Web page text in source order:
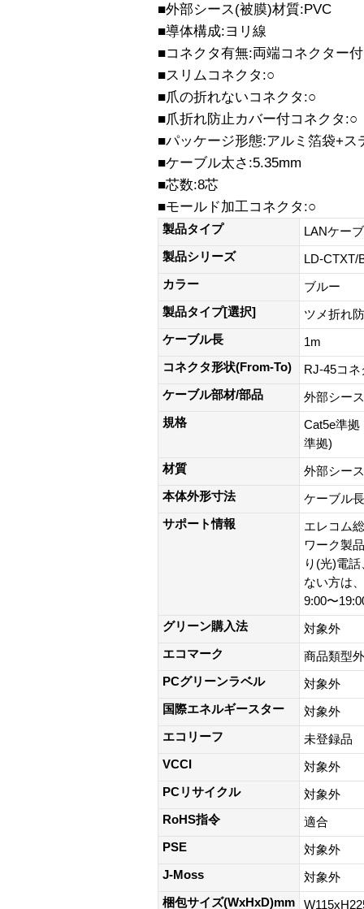
■外部シース(被膜)材質:PVC
■導体構成:ヨリ線
■コネクタ有無:両端コネクター付
■スリムコネクタ:○
■爪の折れないコネクタ:○
■爪折れ防止カバー付コネクタ:○
■パッケージ形態:アルミ箔袋+ス
■ケーブル太さ:5.35mm
■芯数:8芯
■モールド加工コネクタ:○
製品タイプ
LANケー
製品シリーズ
LD-CTXT/
カラー
ブルー
製品タイプ[選択]
ツメ折れ
ケーブル長
1m
コネクタ形状(From-To)
RJ-45コ
ケーブル部材/部品
外部シー
規格
Cat5e準拠
準拠)
材質
外部シー
本体外形寸法
ケーブル
サポート情報
エレコム
ワーク製
り(光)電
ない方は
9:00〜
グリーン購入法
対象外
エコマーク
商品類型外
PCグリーンラベル
対象外
国際エネルギースター
対象外
エコリーフ
未登録品
VCCI
対象外
PCリサイクル
対象外
RoHS指令
適合
PSE
対象外
J-Moss
対象外
梱包サイズ(WxHxD)mm